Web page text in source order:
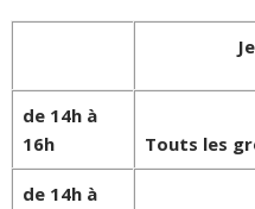
de 14h à
16h
Touts les
de 14h à